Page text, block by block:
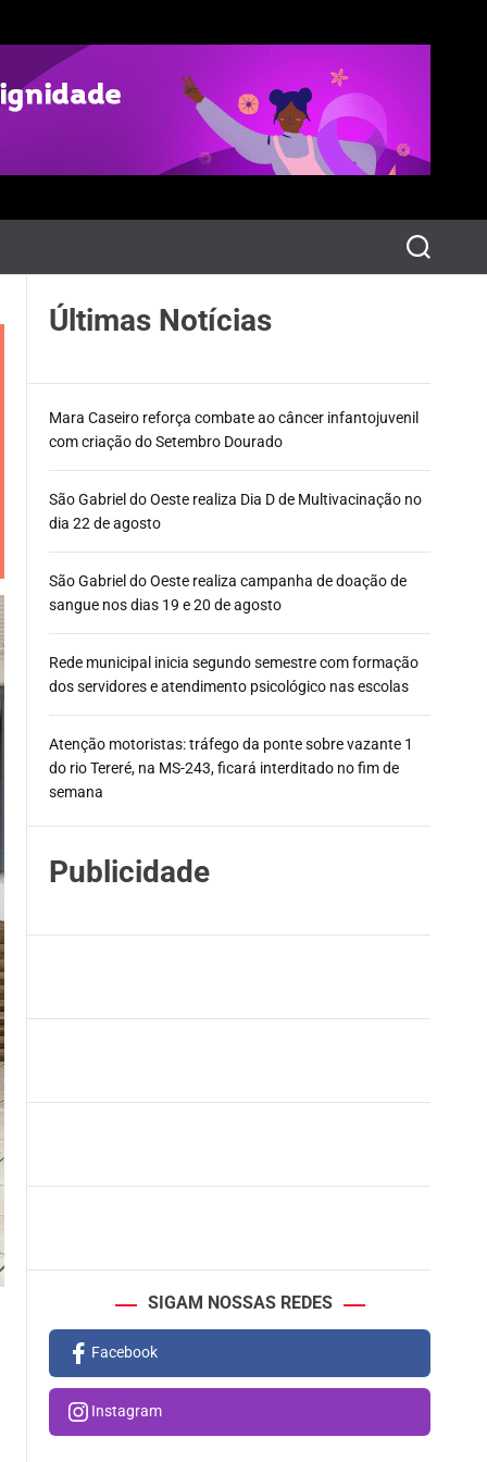
P
e
a
Últimas Notícias
Mara Caseiro reforça combate ao câncer infantojuvenil
com criação do Setembro Dourado
São Gabriel do Oeste realiza Dia D de Multivacinação no
dia 22 de agosto
São Gabriel do Oeste realiza campanha de doação de
sangue nos dias 19 e 20 de agosto
Rede municipal inicia segundo semestre com formação
dos servidores e atendimento psicológico nas escolas
Atenção motoristas: tráfego da ponte sobre vazante 1
do rio Tereré, na MS-243, ficará interditado no fim de
semana
Publicidade
SIGAM NOSSAS REDES
Facebook
Instagram